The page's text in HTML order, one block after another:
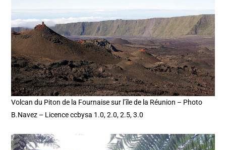
Volcan du Piton de la Fournaise sur l’île de la Réunion – Photo
B.Navez – Licence ccbysa 1.0, 2.0, 2.5, 3.0